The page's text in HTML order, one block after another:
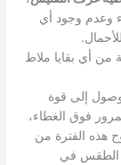
وعدم وجود أي
من أي بقايا ملاط
إلى قوة
فوق الغطاء،
هذه الفترة من